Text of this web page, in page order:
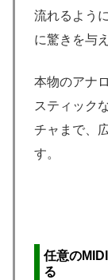
流れるよう
に驚きを与
本物のアナ
スティック
チャまで、
す。
任意の
る